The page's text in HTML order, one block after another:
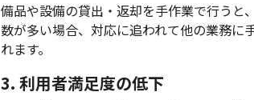
備品や設備の貸出・返却を手作業で行うと
数が多い場合、対応に追われて他の業務に
れます。
3. 利用者満足度の低下